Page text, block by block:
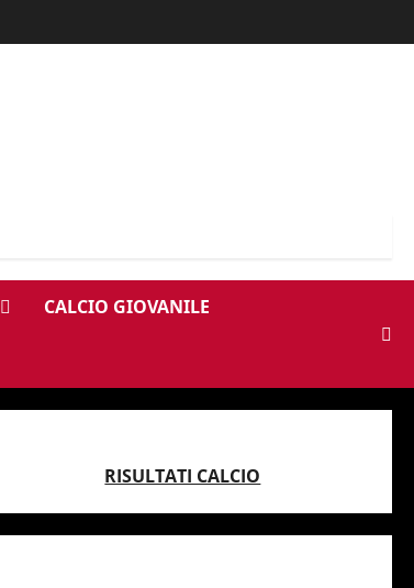
CALCIO GIOVANILE
RISULTATI CALCIO